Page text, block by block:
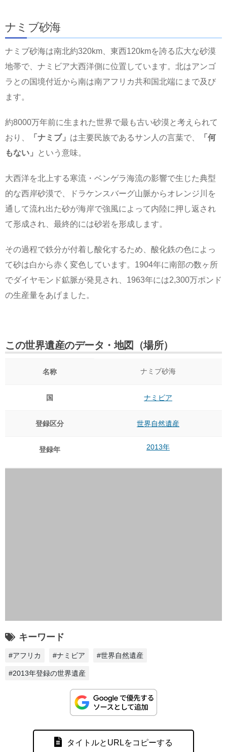
ナミブ砂海
ナミブ砂海は南北約320km、東西120kmを誇る広大な砂漠
地帯で、ナミビア大西洋側に位置しています。北はアンゴ
ラとの国境付近から南は南アフリカ共和国北端にまで及び
ます。
約8000万年前に生まれた世界で最も古い砂漠と考えられて
おり、
「ナミブ」 は主要民族であるサン人の言葉で、
「何
もない」
という意味。
大西洋を北上する寒流・ベンゲラ海流の影響で生じた典型
的な西岸砂漠で、ドラケンスバーグ山脈からオレンジ川を
通して流れ出た砂が海岸で強風によって内陸に押し返され
て形成され、最終的には砂岩を形成します。
その過程で鉄分が付着し酸化するため、酸化鉄の色によっ
て砂は白から赤く変色しています。1904年に南部の数ヶ所
でダイヤモンド鉱脈が発見され、1963年には2,300万ポンド
の生産量をあげました。
この世界遺産のデータ・地図（場所）
名称 ナミブ砂海
国 ナミビア
登録区分 世界自然遺産
登録年 2013年
キーワード
#アフリカ #ナミビア #世界自然遺産
#2013年登録の世界遺産
タイトルとURLをコピーする